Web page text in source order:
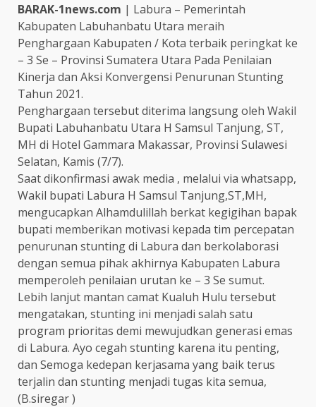
BARAK-1news.com | Labura – Pemerintah
Kabupaten Labuhanbatu Utara meraih
Penghargaan Kabupaten / Kota terbaik peringkat ke
– 3 Se – Provinsi Sumatera Utara Pada Penilaian
Kinerja dan Aksi Konvergensi Penurunan Stunting
Tahun 2021.
Penghargaan tersebut diterima langsung oleh Wakil
Bupati Labuhanbatu Utara H Samsul Tanjung, ST,
MH di Hotel Gammara Makassar, Provinsi Sulawesi
Selatan, Kamis (7/7).
Saat dikonfirmasi awak media , melalui via whatsapp,
Wakil bupati Labura H Samsul Tanjung,ST,MH,
mengucapkan Alhamdulillah berkat kegigihan bapak
bupati memberikan motivasi kepada tim percepatan
penurunan stunting di Labura dan berkolaborasi
dengan semua pihak akhirnya Kabupaten Labura
memperoleh penilaian urutan ke – 3 Se sumut.
Lebih lanjut mantan camat Kualuh Hulu tersebut
mengatakan, stunting ini menjadi salah satu
program prioritas demi mewujudkan generasi emas
di Labura. Ayo cegah stunting karena itu penting,
dan Semoga kedepan kerjasama yang baik terus
terjalin dan stunting menjadi tugas kita semua,
(B.siregar )